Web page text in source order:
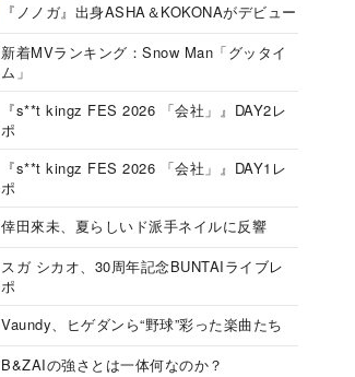
『ノノガ』出身ASHA＆KOKONAがデビュー
新着MVランキング：Snow Man「グッタイ
ム」
『s**t kingz FES 2026 「会社」』DAY2レ
ポ
『s**t kingz FES 2026 「会社」』DAY1レ
ポ
倖田來未、夏らしいド派手ネイルに反響
スガ シカオ、30周年記念BUNTAIライブレ
ポ
Vaundy、ヒゲダンら“野球”彩った楽曲たち
B&ZAIの強さとは一体何なのか？